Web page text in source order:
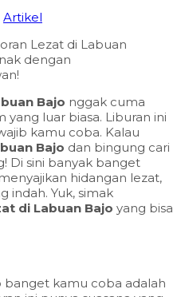
Artikel
Bajo nggak cuma
luar biasa. Liburan ini
kamu coba. Kalau
Bajo dan bingung cari
Di sini banyak banget
hidangan lezat,
indah. Yuk, simak
di Labuan Bajo yang bisa
kamu coba adalah